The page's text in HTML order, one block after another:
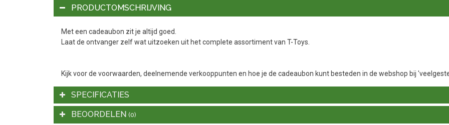
PRODUCTOMSCHRIJVING
Met een cadeaubon zit je altijd goed.
Laat de ontvanger zelf wat uitzoeken uit het complete assortiment van T-Toys.
Kijk voor de voorwaarden, deelnemende verkooppunten en hoe je de cadeaubon kunt besteden in de webshop bij
SPECIFICATIES
BEOORDELEN (0)